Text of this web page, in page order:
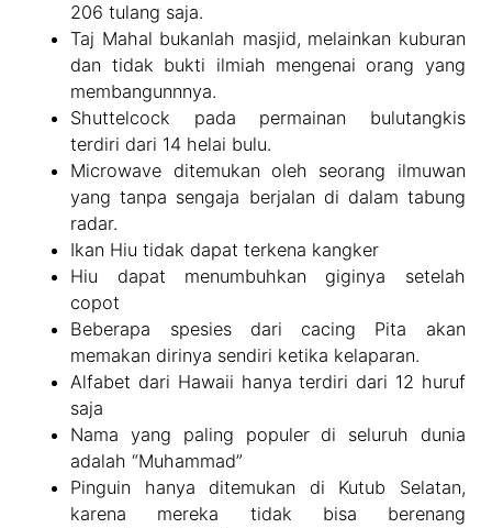
206 tulang saja.
Taj Mahal bukanlah masjid, melainkan kuburan
dan tidak bukti ilmiah mengenai orang yang
membangunnnya.
Shuttelcock pada permainan bulutangkis
terdiri dari 14 helai bulu.
Microwave ditemukan oleh seorang ilmuwan
yang tanpa sengaja berjalan di dalam tabung
radar.
Ikan Hiu tidak dapat terkena kangker
Hiu dapat menumbuhkan giginya setelah
copot
Beberapa spesies dari cacing Pita akan
memakan dirinya sendiri ketika kelaparan.
Alfabet dari Hawaii hanya terdiri dari 12 huruf
saja
Nama yang paling populer di seluruh dunia
adalah “Muhammad”
Pinguin hanya ditemukan di Kutub Selatan,
karena mereka tidak bisa berenang